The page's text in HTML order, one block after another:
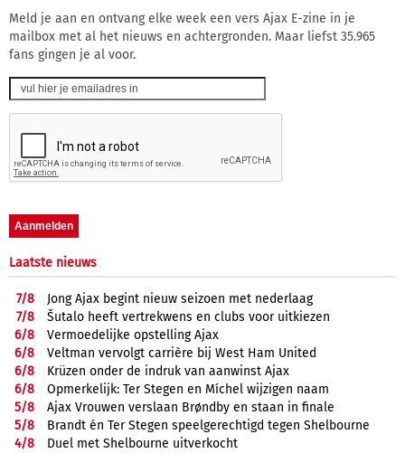
Meld je aan en ontvang elke week een vers Ajax E-zine in je
mailbox met al het nieuws en achtergronden. Maar liefst 35.965
fans gingen je al voor.
Laatste nieuws
7/8
Jong Ajax begint nieuw seizoen met nederlaag
7/8
Šutalo heeft vertrekwens en clubs voor uitkiezen
6/8
Vermoedelijke opstelling Ajax
6/8
Veltman vervolgt carrière bij West Ham United
6/8
Krüzen onder de indruk van aanwinst Ajax
6/8
Opmerkelijk: Ter Stegen en Míchel wijzigen naam
5/8
Ajax Vrouwen verslaan Brøndby en staan in finale
5/8
Brandt én Ter Stegen speelgerechtigd tegen Shelbourne
4/8
Duel met Shelbourne uitverkocht